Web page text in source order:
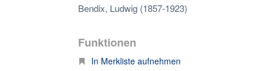
Bendix, Ludwig (1857-1923)
Funktionen
In Merkliste aufnehmen